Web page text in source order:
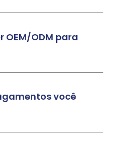
OEM/ODM para
você